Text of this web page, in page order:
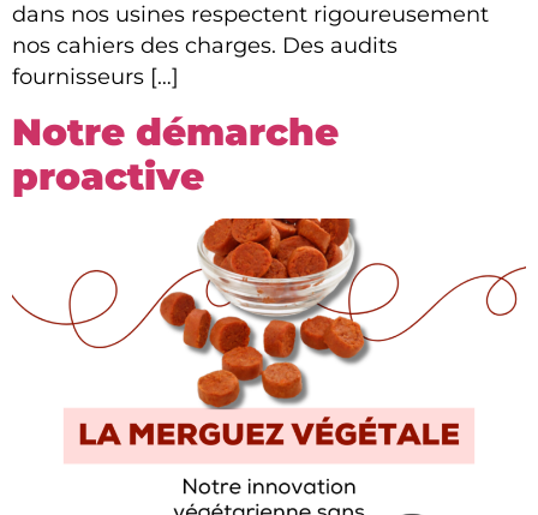
dans nos usines respectent rigoureusement
nos cahiers des charges. Des audits
fournisseurs […]
Notre démarche
proactive